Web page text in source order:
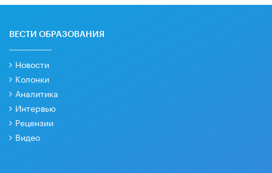
ВЕСТИ ОБРАЗОВАНИЯ
Новости
Колонки
Аналитика
Интервью
Рецензии
Видео